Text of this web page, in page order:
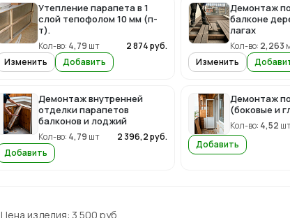
Утепление парапета в 1
слой тепофолом 10 мм (п-
т).
Кол-во: 4,79 шт 2 874руб.
Изменить
Добавить
Демонтаж
балконе
лагах
Кол-во: 2,263
Изменить
Демонтаж внутренней
отделки парапетов
балконов и лоджий
Кол-во: 4,79 шт 2 396,2руб.
Добавить
Демонтаж
(боковые и
Кол-во: 4,52
Добавить
Цена изделия: 3 500 руб.